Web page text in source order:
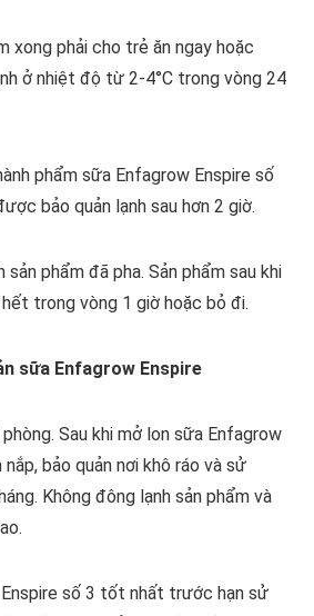
xong phải cho trẻ ăn ngay hoặc
ở nhiệt độ từ 2-4°C trong vòng 24
phẩm sữa Enfagrow Enspire số
bảo quản lạnh sau hơn 2 giờ.
sản phẩm đã pha. Sản phẩm sau khi
trong vòng 1 giờ hoặc bỏ đi.
sữa Enfagrow Enspire
Sau khi mở lon sữa Enfagrow
bảo quản nơi khô ráo và sử
Không đông lạnh sản phẩm và
số 3 tốt nhất trước hạn sử